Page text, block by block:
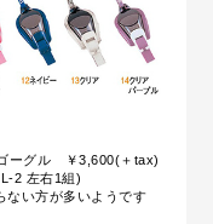
ーグル ￥3,600(＋tax)
2 左右1組)
ない方が多いようです